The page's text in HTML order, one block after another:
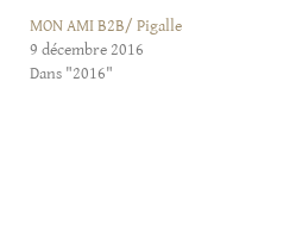
MON AMI B2B/ Pigalle
9 décembre 2016
Dans "2016"